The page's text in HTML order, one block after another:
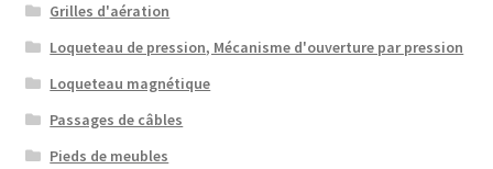
Grilles d'aération
Loqueteau de pression, Mécanisme d'ouverture par pression
Loqueteau magnétique
Passages de câbles
Pieds de meubles